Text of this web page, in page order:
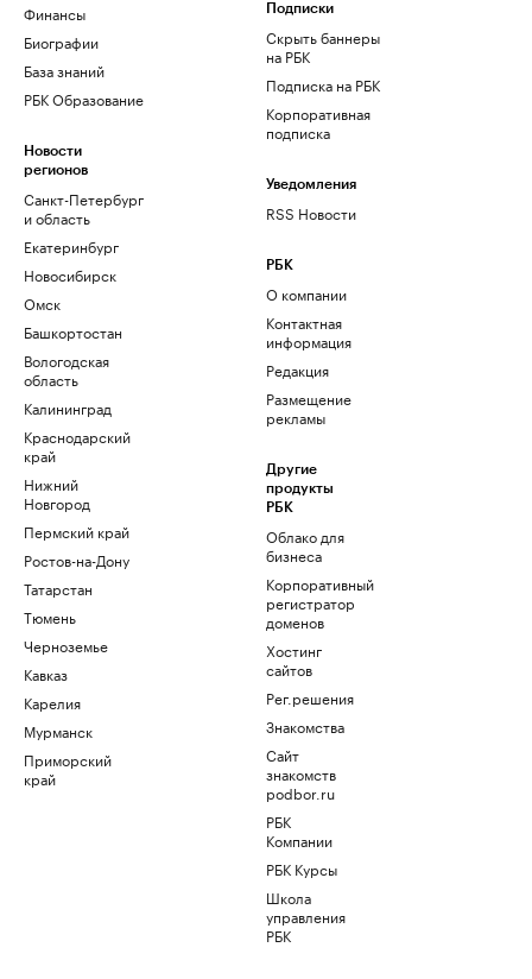
Финансы
Биографии
База знаний
РБК Образование
Новости
регионов
Санкт-Петербург
и область
Екатеринбург
Новосибирск
Омск
Башкортостан
Вологодская
область
Калининград
Краснодарский
край
Нижний
Новгород
Пермский край
Ростов-на-Дону
Татарстан
Тюмень
Черноземье
Кавказ
Карелия
Мурманск
Приморский
край
Подписки
Скрыть баннеры
на РБК
Подписка на РБК
Корпоративная
подписка
Уведомления
RSS Новости
РБК
О компании
Контактная
информация
Редакция
Размещение
рекламы
Другие
продукты
РБК
Облако для
бизнеса
Корпоративный
регистратор
доменов
Хостинг
сайтов
Рег.решения
Знакомства
Сайт
знакомств
podbor.ru
РБК
Компании
РБК Курсы
Школа
управления
РБК